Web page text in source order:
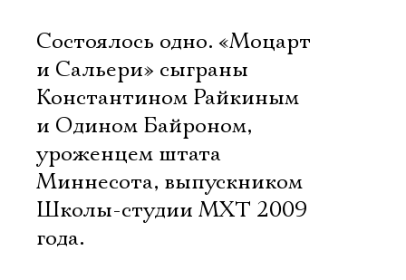
Состоялось одно. «Моцарт
и Сальери» сыграны
Константином Райкиным
и Одином Байроном,
уроженцем штата
Миннесота, выпускником
Школы-студии МХТ 2009
года.